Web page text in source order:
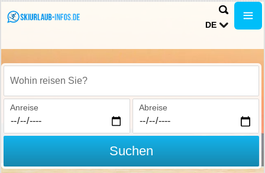
DE
Wohin reisen Sie?
Anreise Abreise
Suchen